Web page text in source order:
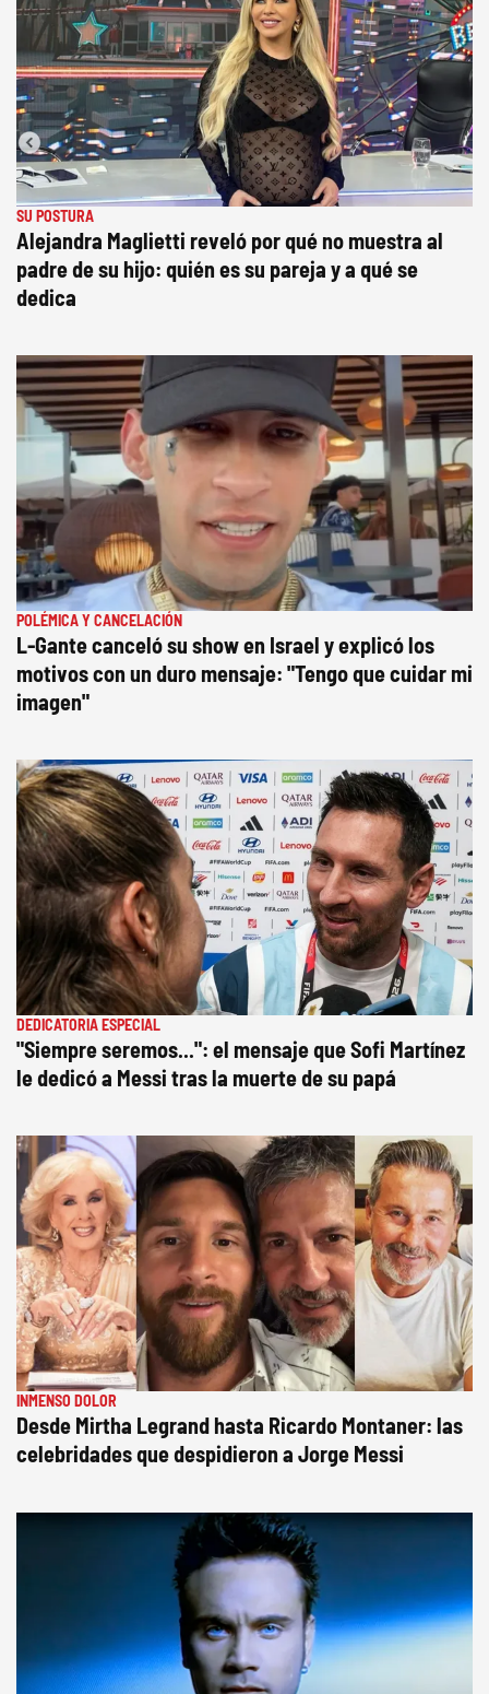
SU POSTURA
Alejandra Maglietti reveló por qué no muestra al
padre de su hijo: quién es su pareja y a qué se
dedica
POLÉMICA Y CANCELACIÓN
L-Gante canceló su show en Israel y explicó los
motivos con un duro mensaje: "Tengo que cuidar mi
imagen"
DEDICATORIA ESPECIAL
"Siempre seremos...": el mensaje que Sofi Martínez
le dedicó a Messi tras la muerte de su papá
INMENSO DOLOR
Desde Mirtha Legrand hasta Ricardo Montaner: las
celebridades que despidieron a Jorge Messi